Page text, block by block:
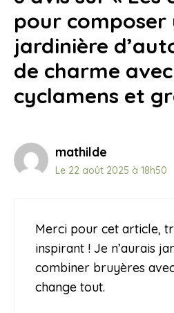
pour composer
jardinière
de charme
cyclamens et
mathilde
Le 22 août 2025 à 18h50
Merci pour cet article,
inspirant ! Je n’aurais
combiner bruyères
change tout.